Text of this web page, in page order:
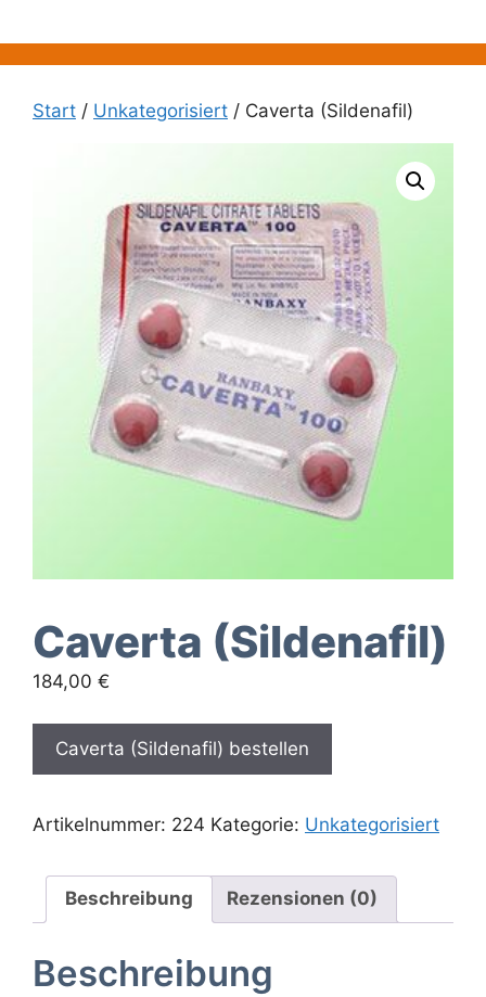
Inhalt
springen
Start / Unkategorisiert / Caverta (Sildenafil)
Caverta (Sildenafil)
184,00 €
Caverta (Sildenafil) bestellen
Artikelnummer: 224 Kategorie: Unkategorisiert
Beschreibung Rezensionen (0)
Beschreibung